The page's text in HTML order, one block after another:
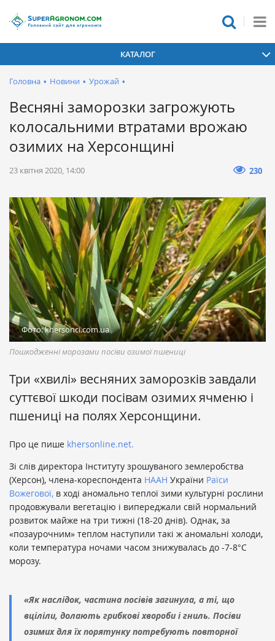
КАТАЛОГ
Головна • Новини • Урожай •
Весняні заморозки загрожують
колосальними втратами врожаю
озимих на Херсонщині
23 квітня 2020, 14:00 230
Фото: khersonci.com.ua
Пошкодженні морозами посіви озимої пшениці
Три «хвилі» весняних заморозків завдали
суттєвої шкоди посівам озимих ячменю і
пшениці на полях Херсонщини.
Про це пише khersonline.net.
Зі слів директора Інституту зрошуваного землеробства
(Херсон), члена-кореспондента НААН України Раїси
Вожегової, в ході аномально теплої зими культурні рослини
продовжували вегетацію і випереджали свій нормальний
розвиток майже на три тижні (18-20 днів). Однак, за
«позаурочним» теплом наступили такі ж аномальні холоди,
коли температура ночами часом знижувалась до -7-8°С
морозу.
«Як наслідок, частина посівів загинула, а ті, що
вціліли, долають грибкові хвороби і гниль. Посіви
озимих для їх порятунку потребують повторної